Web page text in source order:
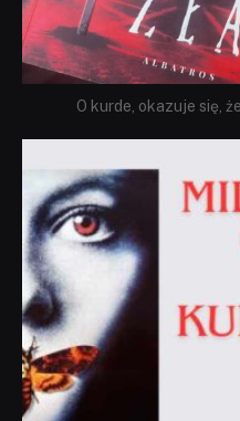
O kurde, okazuje się,